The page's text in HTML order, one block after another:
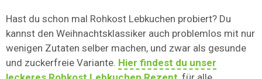
Hast du schon mal Rohkost Lebkuchen probiert? Du
kannst den Weihnachtsklassiker auch problemlos mit nur
wenigen Zutaten selber machen, und zwar als gesunde
und zuckerfreie Variante. Hier findest du unser